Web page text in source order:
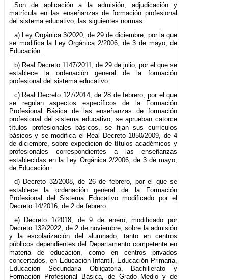
Son de aplicación a la admisión, adjudicación y
matrícula en las enseñanzas de formación profesional
del sistema educativo, las siguientes normas:
a) Ley Orgánica 3/2020, de 29 de diciembre, por la que
se modifica la Ley Orgánica 2/2006, de 3 de mayo, de
Educación.
b) Real Decreto 1147/2011, de 29 de julio, por el que se
establece la ordenación general de la formación
profesional del sistema educativo.
c) Real Decreto 127/2014, de 28 de febrero, por el que
se regulan aspectos específicos de la Formación
Profesional Básica de las enseñanzas de formación
profesional del sistema educativo, se aprueban catorce
títulos profesionales básicos, se fijan sus currículos
básicos y se modifica el Real Decreto 1850/2009, de 4
de diciembre, sobre expedición de títulos académicos y
profesionales correspondientes a las enseñanzas
establecidas en la Ley Orgánica 2/2006, de 3 de mayo,
de Educación.
d) Decreto 32/2008, de 26 de febrero, por el que se
establece la ordenación general de la Formación
Profesional del Sistema Educativo modificado por el
Decreto 14/2016, de 2 de febrero.
e) Decreto 1/2018, de 9 de enero, modificado por
Decreto 132/2022, de 2 de noviembre, sobre la admisión
y la escolarización del alumnado, tanto en centros
públicos dependientes del Departamento competente en
materia de educación, como en centros privados
concertados, en Educación Infantil, Educación Primaria,
Educación Secundaria Obligatoria, Bachillerato y
Formación Profesional Básica, de Grado Medio y de